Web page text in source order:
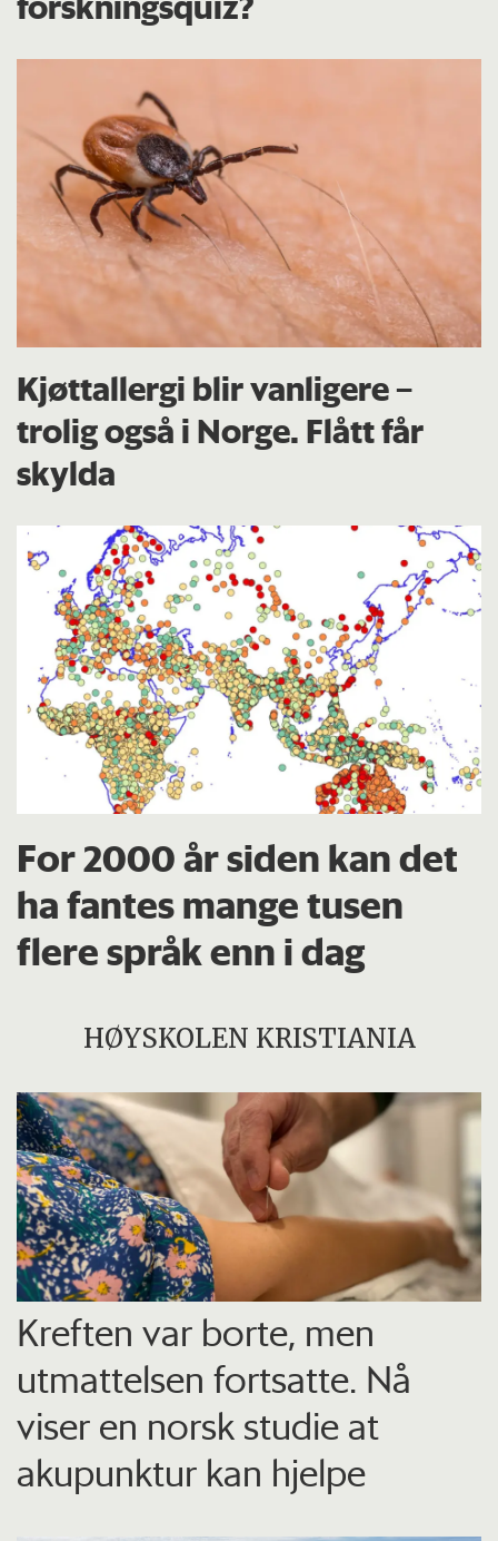
Kjøttallergi blir vanligere –
trolig også i Norge. Flått får
skylda
For 2000 år siden kan det
ha fantes mange tusen
flere språk enn i dag
HØYSKOLEN KRISTIANIA
Kreften var borte, men
utmattelsen fortsatte. Nå
viser en norsk studie at
akupunktur kan hjelpe